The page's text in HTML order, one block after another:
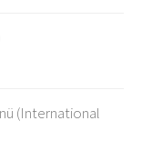
(International